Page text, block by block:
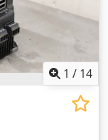
1 / 14